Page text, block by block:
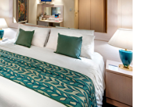
KABINE
ANFRAGEN